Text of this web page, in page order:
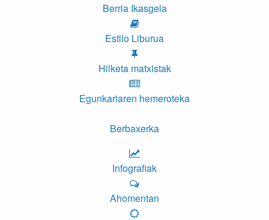
Berria Ikasgela
Estilo Liburua
Hilketa matxistak
Egunkariaren hemeroteka
Berbaxerka
Infografiak
Ahomentan